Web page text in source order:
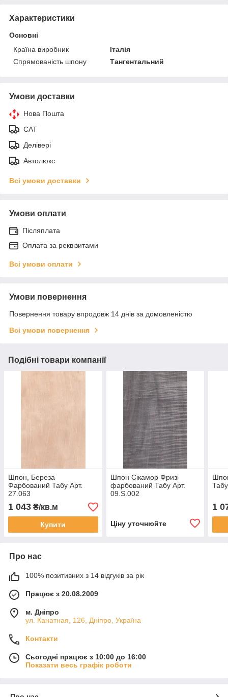
Характеристики
Основні
Країна виробник
Італія
Спрямованість шпону
Тангентальний
Умови доставки
Нова Пошта
САТ
Делівері
Автолюкс
Всі умови доставки
Умови оплати
Післяплата
Оплата за реквізитами
Всі умови оплати
Умови повернення
Повернення товару впродовж 14 днів за домовленістю
Всі умови повернення
Подібні товари компанії
Шпон, Береза
Фарбований Табу Арт.
27.063
1 043 ₴/кв.м
Купити
Шпон Сікамор Фризі
фарбований Табу Арт.
09.S.002
Ціну уточнюйте
1
Про нас
100% позитивних з 14 відгуків за рік
Працює з 20.08.2009
м. Дніпро
ул. Канатная, 126, Дніпро, Україна
Контакти
Сьогодні працює з 10:00 до 16:00
Показати весь графік роботи